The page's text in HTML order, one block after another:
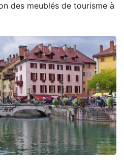
des meublés de tourisme à